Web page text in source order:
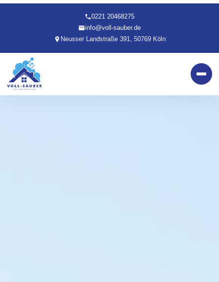
0221 20468275
info@voll-sauber.de
Neusser Landstraße 391, 50769 Köln